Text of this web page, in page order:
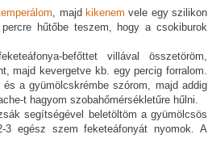
, majd kikenem vele egy szilikon
hűtőbe teszem, hogy a csokiburok
befőttet villával összetöröm,
majd kevergetve kb. egy percig forralom.
a gyümölcskrémbe szórom, majd addig
t hagyom szobahőmérsékletűre hűlni.
segítségével beletöltöm a gyümölcsös
3 egész szem feketeáfonyát nyomok. A